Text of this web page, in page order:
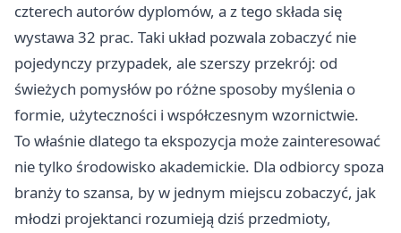
czterech autorów dyplomów, a z tego składa się
wystawa 32 prac. Taki układ pozwala zobaczyć nie
pojedynczy przypadek, ale szerszy przekrój: od
świeżych pomysłów po różne sposoby myślenia o
formie, użyteczności i współczesnym wzornictwie.
To właśnie dlatego ta ekspozycja może zainteresować
nie tylko środowisko akademickie. Dla odbiorcy spoza
branży to szansa, by w jednym miejscu zobaczyć, jak
młodzi projektanci rozumieją dziś przedmioty,